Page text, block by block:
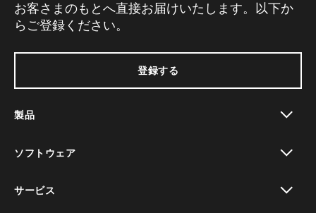
お客さまのもとへ直接お届けいたします。以下か
らご登録ください。
登録する
製品
ソフトウェア
サービス